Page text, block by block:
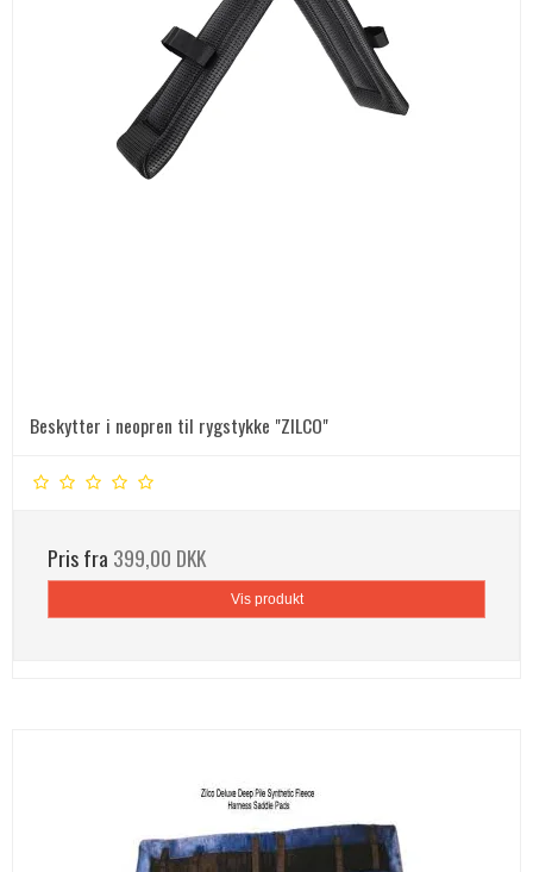
Beskytter i neopren til rygstykke "ZILCO"
Pris fra 399,00 DKK
Vis produkt